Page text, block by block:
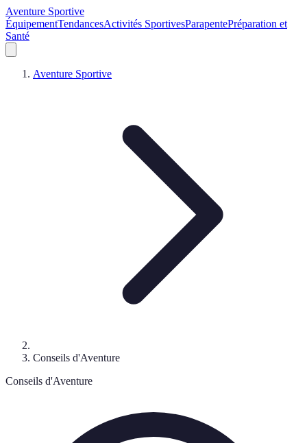
Aventure Sportive
ÉquipementTendancesActivités SportivesParapentePréparation et
Santé
Aventure Sportive
Conseils d'Aventure
Conseils d'Aventure